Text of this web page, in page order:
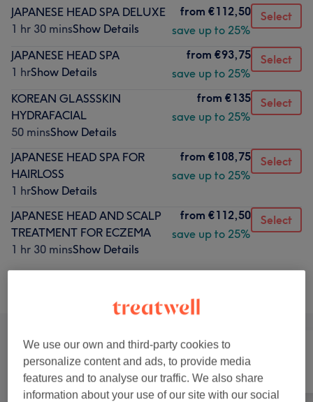
JAPANESE HEAD SPA DELUXE
1 hr 30 minsShow Details
from €112,50
save up to 25%
Select
JAPANESE HEAD SPA
1 hrShow Details
from €93,75
save up to 25%
Select
KOREAN GLASSSKIN
HYDRAFACIAL
50 minsShow Details
from €135
save up to 25%
Select
JAPANESE HEAD SPA FOR
HAIRLOSS
1 hrShow Details
from €108,75
save up to 25%
Select
JAPANESE HEAD AND SCALP
TREATMENT FOR ECZEMA
1 hr 30 minsShow Details
from €112,50
save up to 25%
Select
Hair
We use our own and third-party cookies to
personalize content and ads, to provide media
features and to analyse our traffic. We also share
information about your use of our site with our social